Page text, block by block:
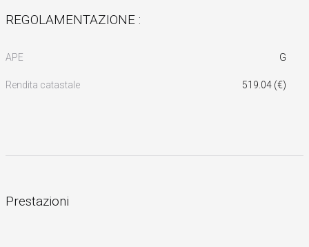
REGOLAMENTAZIONE :
APE G
Rendita catastale 519.04 (€)
Prestazioni